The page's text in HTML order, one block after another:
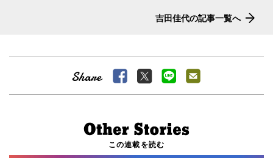
吉田佳代の記事一覧へ
この連載を読む